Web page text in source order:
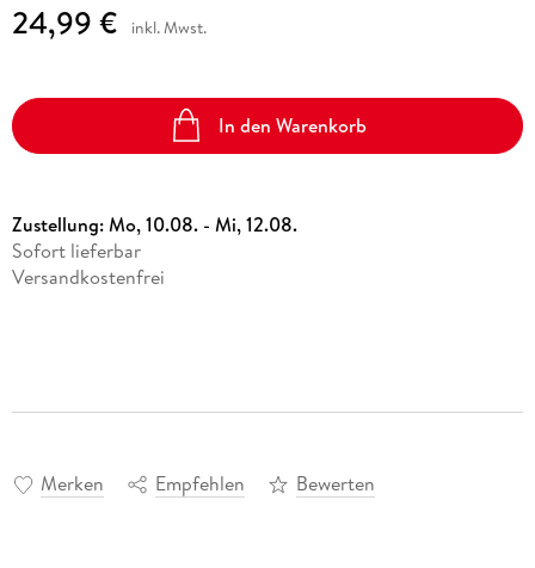
24,99 € inkl. Mwst.
In den Warenkorb
Zustellung:Mo, 10.08. - Mi, 12.08.
Sofort lieferbar
Versandkostenfrei
Merken Empfehlen Bewerten